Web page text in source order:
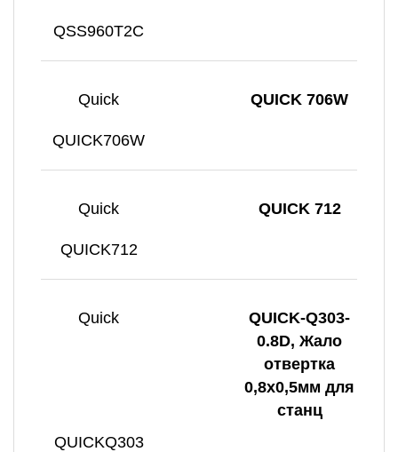
QSS960T2C
Quick QUICK 706W
QUICK706W
Quick QUICK 712
QUICK712
Quick
QUICK-Q303-
0.8D, Жало
отвертка
0,8x0,5мм для
станц
QUICKQ303